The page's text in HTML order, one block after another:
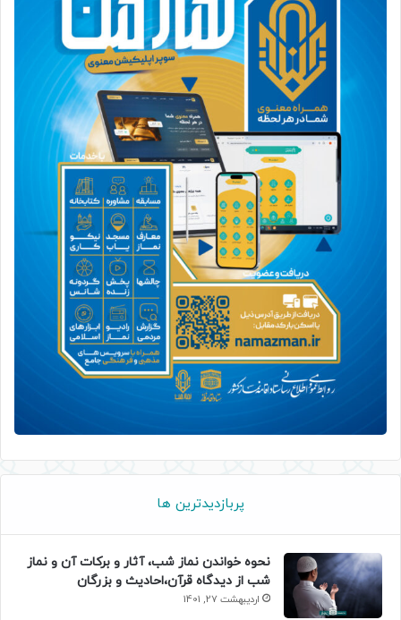
پربازدیدترین ها
نحوه خواندن نماز شب، آثار و برکات آن و نماز
شب از دیدگاه قرآن،احادیث و بزرگان
اردیبهشت 27, 1401